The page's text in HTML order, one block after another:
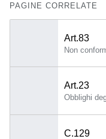
PAGINE CORRELATE
Art.83
Non
Art.23
Obblighi
C.129